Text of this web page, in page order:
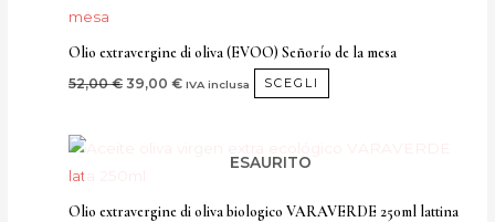
Olio extravergine di oliva (EVOO) Señorío de la mesa
52,00€ 39,00€ IVA inclusa SCEGLI
più
varianti.
Le
scelte
ESAURITO
Olio extravergine di oliva biologico VARAVERDE 250ml lattina